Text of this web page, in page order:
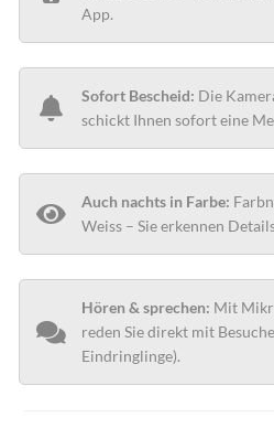
App.
Sofort Bescheid: Die
schickt Ihnen sofort eine
Auch nachts in Farbe:
Weiss – Sie erkennen
Hören & sprechen: Mit
reden Sie direkt mit
Eindringlinge).